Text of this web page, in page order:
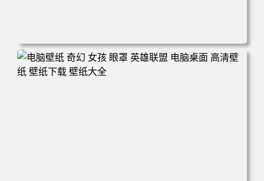
电脑壁纸 奇幻 雕像 风景 云 河流 游戏CG 神 游戏 游戏CG
电脑桌面 高清壁纸 壁纸下载 壁纸大全